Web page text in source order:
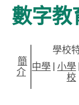
數字教
簡
介
學校
中學|小學
校